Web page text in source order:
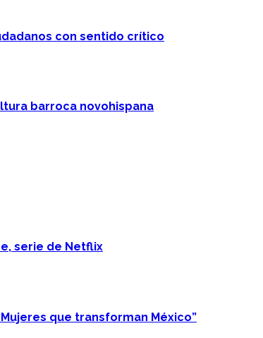
con sentido crítico
barroca novohispana
serie de Netflix
que transforman México”